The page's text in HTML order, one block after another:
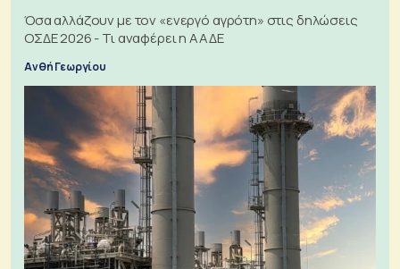
Όσα αλλάζουν με τον «ενεργό αγρότη» στις δηλώσεις
ΟΣΔΕ 2026 - Τι αναφέρει η ΑΑΔΕ
Ανθή Γεωργίου